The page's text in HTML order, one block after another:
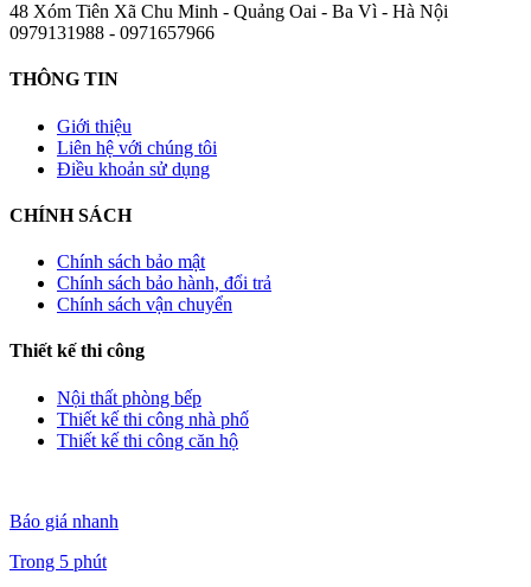
48 Xóm Tiên Xã Chu Minh - Quảng Oai - Ba Vì - Hà Nội
0979131988 - 0971657966
THÔNG TIN
Giới thiệu
Liên hệ với chúng tôi
Điều khoản sử dụng
CHÍNH SÁCH
Chính sách bảo mật
Chính sách bảo hành, đổi trả
Chính sách vận chuyển
Thiết kế thi công
Nội thất phòng bếp
Thiết kế thi công nhà phố
Thiết kế thi công căn hộ
Báo giá nhanh
Trong 5 phút